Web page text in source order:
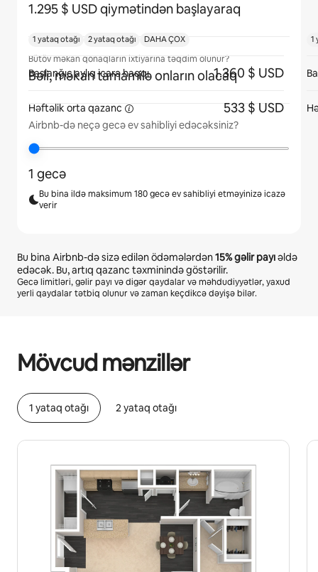
1.295 $ USD qiymətindən başlayaraq
Bütöv məkan qonaqların ixtiyarına təqdim olunur?
Bəli, məkan tamamilə onların olacaq
Airbnb-də neçə gecə ev sahibliyi edəcəksiniz?
1 gecə
Bu bina ildə maksimum 180 gecə ev sahibliyi etməyinizə icazə
verir
Bu bina Airbnb-də sizə edilən ödəmələrdən15%gəlir payıəldə
edəcək. Bu, artıq qazanc təxminində göstərilir.
Gecə limitləri, gəlir payı və digər qaydalar və məhdudiyyətlər, yaxud
yerli qaydalar tətbiq olunur və zaman keçdikcə dəyişə bilər.
Mövcud mənzillər
1 yataq otağı 2 yataq otağı
1 yataq otağı 2 yataq otağı DAHA ÇOX
Başlanğıc aylıq icarə haqqı 1.360 $ USD
Həftəlik orta qazanc 533 $ USD
1